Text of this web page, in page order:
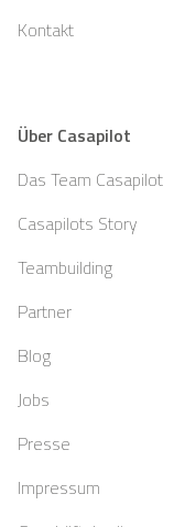
Kontakt
Über Casapilot
Das Team Casapilot
Casapilots Story
Teambuilding
Partner
Blog
Jobs
Presse
Impressum